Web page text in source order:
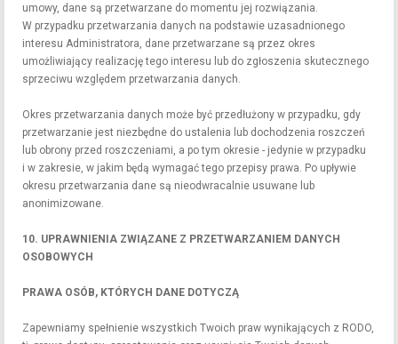
umowy, dane są przetwarzane do momentu jej rozwiązania.
W przypadku przetwarzania danych na podstawie uzasadnionego
interesu Administratora, dane przetwarzane są przez okres
umożliwiający realizację tego interesu lub do zgłoszenia skutecznego
sprzeciwu względem przetwarzania danych.
Okres przetwarzania danych może być przedłużony w przypadku, gdy
przetwarzanie jest niezbędne do ustalenia lub dochodzenia roszczeń
lub obrony przed roszczeniami, a po tym okresie - jedynie w przypadku
i w zakresie, w jakim będą wymagać tego przepisy prawa. Po upływie
okresu przetwarzania dane są nieodwracalnie usuwane lub
anonimizowane.
10. UPRAWNIENIA ZWIĄZANE Z PRZETWARZANIEM DANYCH
OSOBOWYCH
PRAWA OSÓB, KTÓRYCH DANE DOTYCZĄ
Zapewniamy spełnienie wszystkich Twoich praw wynikających z RODO,